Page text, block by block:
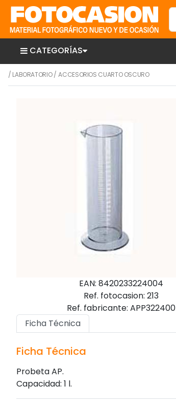
CATEGORÍAS
/ LABORATORIO/ACCESORIOS CUARTO OSCURO
EAN: 8420233224004
Ref. fotocasion: 213
Ref. fabricante: APP322400
Ficha Técnica
Ficha Técnica
Probeta AP.
Capacidad: 1 l.